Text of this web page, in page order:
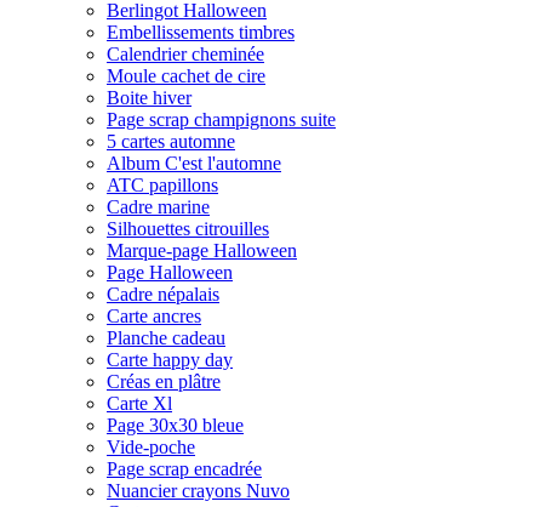
Berlingot Halloween
Embellissements timbres
Calendrier cheminée
Moule cachet de cire
Boite hiver
Page scrap champignons suite
5 cartes automne
Album C'est l'automne
ATC papillons
Cadre marine
Silhouettes citrouilles
Marque-page Halloween
Page Halloween
Cadre népalais
Carte ancres
Planche cadeau
Carte happy day
Créas en plâtre
Carte Xl
Page 30x30 bleue
Vide-poche
Page scrap encadrée
Nuancier crayons Nuvo